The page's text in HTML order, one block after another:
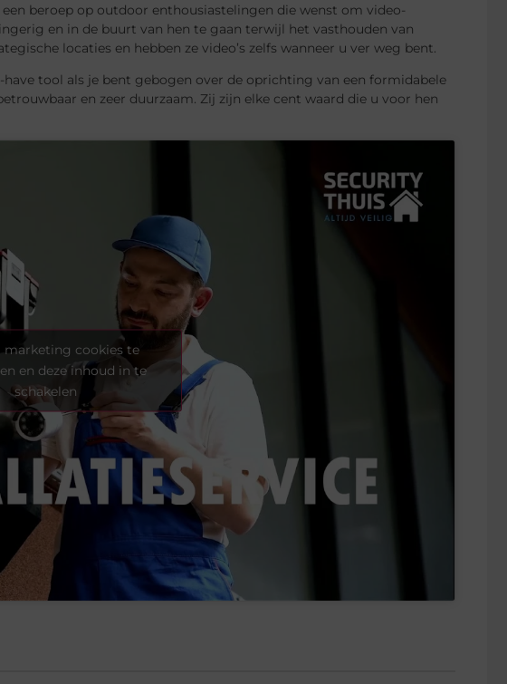
beroep op outdoor enthousiastelingen die wenst om video-
en in de buurt van hen te gaan terwijl het vasthouden van
locaties en hebben ze video’s zelfs wanneer u ver weg bent.
tool als je bent gebogen over de oprichting van een formidabele
en zeer duurzaam. Zij zijn elke cent waard die u voor hen
marketing cookies te
en deze inhoud in te
schakelen